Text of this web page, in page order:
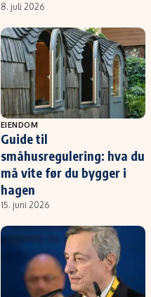
8. juli 2026
EIENDOM
Guide til
småhusregulering: hva du
må vite før du bygger i
hagen
15. juni 2026